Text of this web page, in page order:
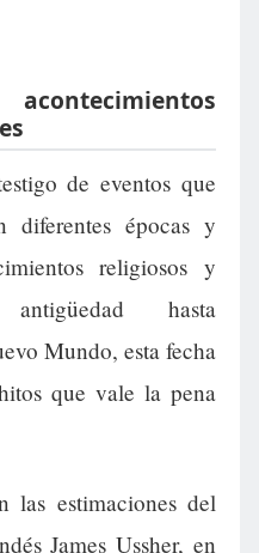
de eventos que
diferentes épocas y
religiosos y
hasta
Mundo, esta fecha
que vale la pena
las estimaciones del
James Ussher, en